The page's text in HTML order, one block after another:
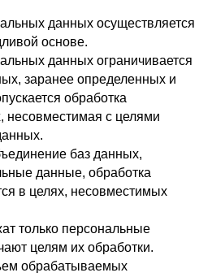
данных осуществляется
основе.
данных ограничивается
заранее определенных и
обработка
несовместимая с целями
баз данных,
данные, обработка
в целях, несовместимых
только персональные
целям их обработки.
обрабатываемых